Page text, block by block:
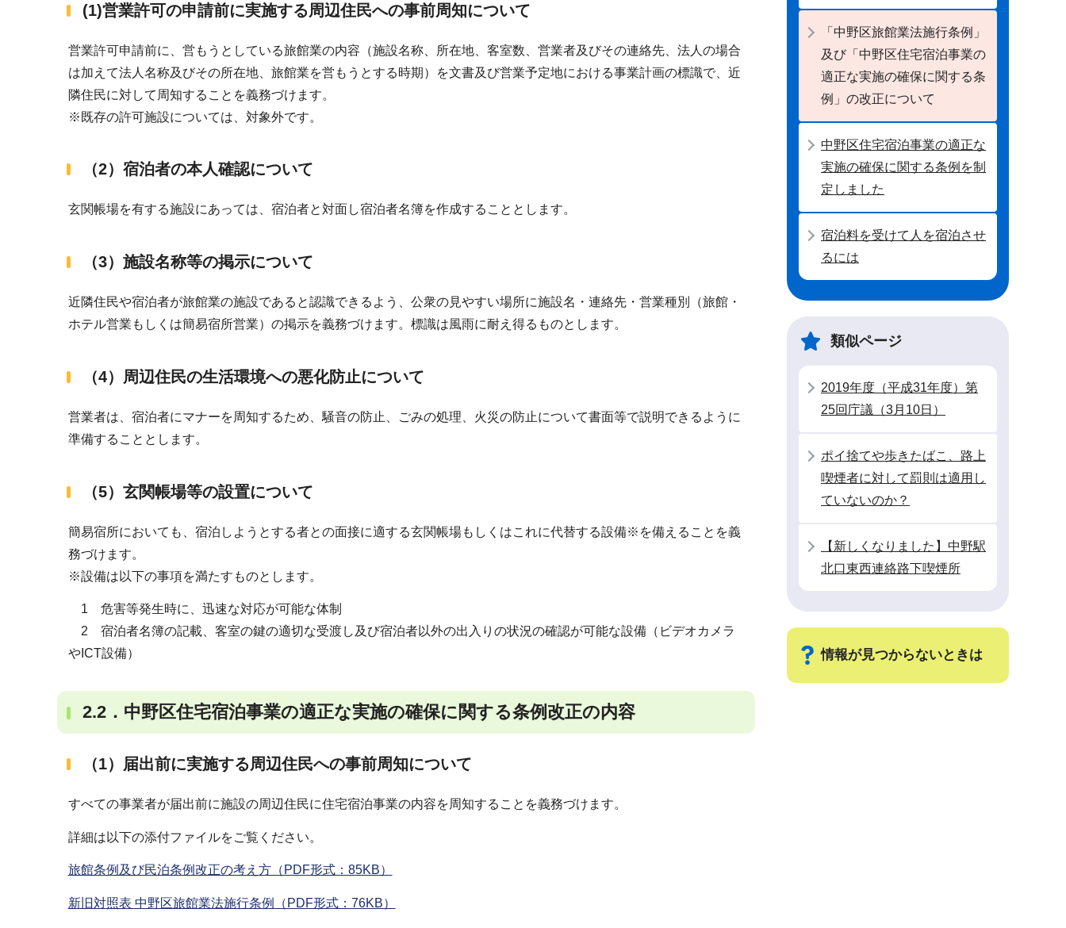
(1)営業許可の申請前に実施する周辺住民への事前周知について
営業許可申請前に、営もうとしている旅館業の内容（施設名称、所在地、客室数、営業者及びその連絡先、法人の場合
は加えて法人名称及びその所在地、旅館業を営もうとする時期）を文書及び営業予定地における事業計画の標識で、近
隣住民に対して周知することを義務づけます。
※既存の許可施設については、対象外です。
（2）宿泊者の本人確認について
玄関帳場を有する施設にあっては、宿泊者と対面し宿泊者名簿を作成することとします。
（3）施設名称等の掲示について
近隣住民や宿泊者が旅館業の施設であると認識できるよう、公衆の見やすい場所に施設名・連絡先・営業種別（旅館・
ホテル営業もしくは簡易宿所営業）の掲示を義務づけます。標識は風雨に耐え得るものとします。
（4）周辺住民の生活環境への悪化防止について
営業者は、宿泊者にマナーを周知するため、騒音の防止、ごみの処理、火災の防止について書面等で説明できるように
準備することとします。
（5）玄関帳場等の設置について
簡易宿所においても、宿泊しようとする者との面接に適する玄関帳場もしくはこれに代替する設備※を備えることを義
務づけます。
※設備は以下の事項を満たすものとします。
1 危害等発生時に、迅速な対応が可能な体制
2 宿泊者名簿の記載、客室の鍵の適切な受渡し及び宿泊者以外の出入りの状況の確認が可能な設備（ビデオカメラ
やICT設備）
2.2．中野区住宅宿泊事業の適正な実施の確保に関する条例改正の内容
（1）届出前に実施する周辺住民への事前周知について
すべての事業者が届出前に施設の周辺住民に住宅宿泊事業の内容を周知することを義務づけます。
詳細は以下の添付ファイルをご覧ください。
旅館条例及び民泊条例改正の考え方（PDF形式：85KB）
新旧対照表 中野区旅館業法施行条例（PDF形式：76KB）
「中野区旅館業法施行条例」
及び「中野区住宅宿泊事業の
適正な実施の確保に関する条
例」の改正について
中野区住宅宿泊事業の適正な
実施の確保に関する条例を制
定しました
宿泊料を受けて人を宿泊させ
るには
類似ページ
2019年度（平成31年度）第
25回庁議（3月10日）
ポイ捨てや歩きたばこ、路上
喫煙者に対して罰則は適用し
ていないのか？
【新しくなりました】中野駅
北口東西連絡路下喫煙所
情報が見つからないときは